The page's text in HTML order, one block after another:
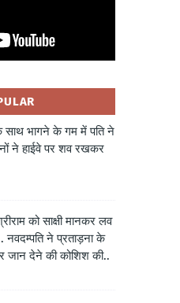
साथ भागने के गम में पति ने
ने हाईवे पर शव रखकर
को साक्षी मानकर लव
ने प्रताड़ना के
देने की कोशिश की..